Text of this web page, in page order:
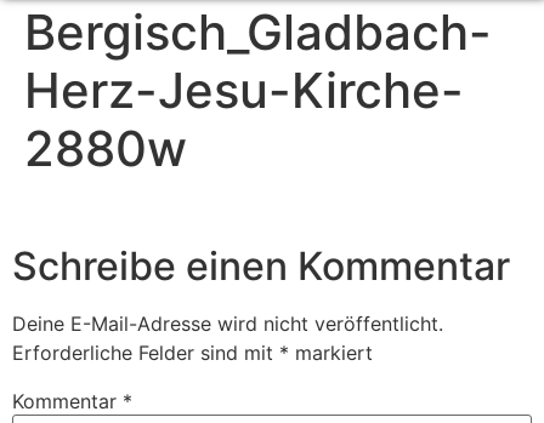
Bergisch_Gladbach-
Herz-Jesu-Kirche-
2880w
Schreibe einen Kommentar
Deine E-Mail-Adresse wird nicht veröffentlicht.
Erforderliche Felder sind mit * markiert
Kommentar *